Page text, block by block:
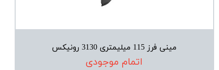
مینی فرز 115 میلیمتری 3130 رونیکس
اتمام موجودی